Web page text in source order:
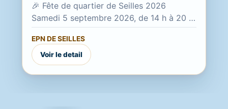
🎉 Fête de quartier de Seilles 2026
Samedi 5 septembre 2026, de 14 h à 20 h
Une journée festive, familiale et ouverte
à...
EPN DE SEILLES
Voir le detail